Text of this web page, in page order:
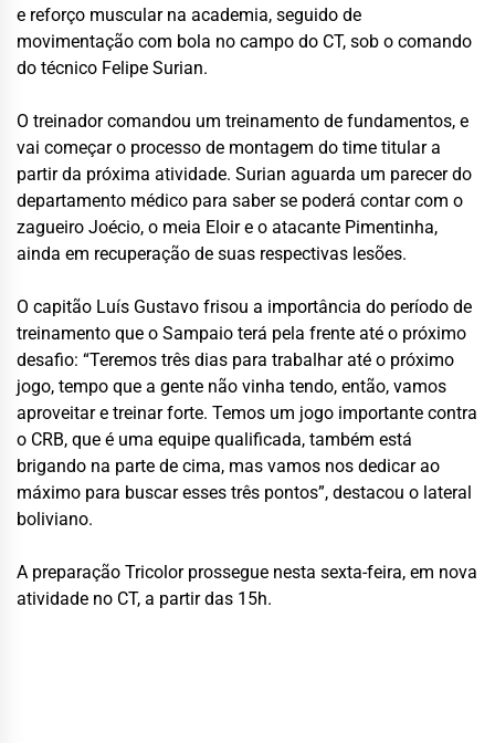
e reforço muscular na academia, seguido de
movimentação com bola no campo do CT, sob o comando
do técnico Felipe Surian.
O treinador comandou um treinamento de fundamentos, e
vai começar o processo de montagem do time titular a
partir da próxima atividade. Surian aguarda um parecer do
departamento médico para saber se poderá contar com o
zagueiro Joécio, o meia Eloir e o atacante Pimentinha,
ainda em recuperação de suas respectivas lesões.
O capitão Luís Gustavo frisou a importância do período de
treinamento que o Sampaio terá pela frente até o próximo
desafio: “Teremos três dias para trabalhar até o próximo
jogo, tempo que a gente não vinha tendo, então, vamos
aproveitar e treinar forte. Temos um jogo importante contra
o CRB, que é uma equipe qualificada, também está
brigando na parte de cima, mas vamos nos dedicar ao
máximo para buscar esses três pontos”, destacou o lateral
boliviano.
A preparação Tricolor prossegue nesta sexta-feira, em nova
atividade no CT, a partir das 15h.